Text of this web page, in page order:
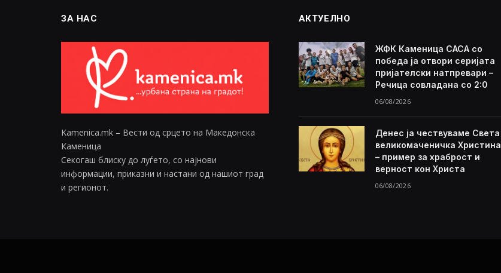
ЗА НАС
Kamenica.mk – Вести од срцето на Македонска
Каменица
Секогаш блиску до луѓето, со најнови
информации, приказни и настани од нашиот град
и регионот.
АКТУЕЛНО
ЖФК Каменица САСА со
победа ја отвори серијата
пријателски натпревари –
Речица совладана со 2:0
06/08/2026
Денес ја чествуваме Света
великомаченичка Христина
– пример за храброст и
верност кон Христа
06/08/2026